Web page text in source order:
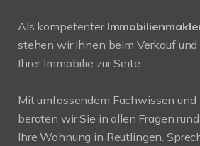
Als kompetenter
stehen wir Ihnen beim Verkauf
Ihrer Immobilie zur Seite.
Mit umfassendem Fachwissen und
beraten wir Sie in allen Fragen
Ihre Wohnung in Reutlingen.